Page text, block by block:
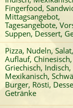
Reisgerichte
Chinesisch
um
Fingerfood,
Mittagsangebot,
Tagesangebote,
Suppen, Dessert,
Pizza, Nudeln,
Auflauf, Chinesisch,
Griechisch, Indisch,
Mexikanisch,
Burger, Rösti,
Getränke